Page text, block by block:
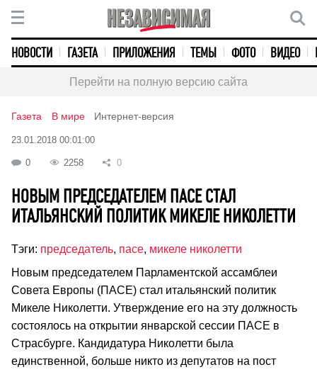
НОВОСТИ ГАЗЕТА ПРИЛОЖЕНИЯ ТЕМЫ ФОТО ВИДЕО
Перейти на полную версию сайта
Газета В мире Интернет-версия
23.01.2018 00:01:00
0 2258 0
НОВЫМ ПРЕДСЕДАТЕЛЕМ ПАСЕ СТАЛ
ИТАЛЬЯНСКИЙ ПОЛИТИК МИКЕЛЕ НИКОЛЕТТИ
Тэги: председатель, пасе, микеле николетти
Новым председателем Парламентской ассамблеи
Совета Европы (ПАСЕ) стал итальянский политик
Микеле Николетти. Утверждение его на эту должность
состоялось на открытии январской сессии ПАСЕ в
Страсбурге. Кандидатура Николетти была
единственной, больше никто из депутатов на пост